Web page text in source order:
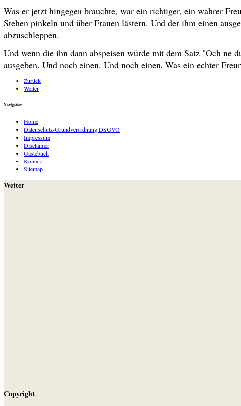
Was er jetzt hingegen brauchte, war ein richtiger, ein wahrer
Stehen pinkeln und über Frauen lästern. Und der ihm einen
abzuschleppen.
Und wenn die ihn dann abspeisen würde mit dem Satz "Och ne
ausgeben. Und noch einen. Und noch einen. Was ein echter
Zurück
Weiter
Navigation
Home
Datenschutz-Grundverordnung DSGVO
Impressum
Disclaimer
Gästebuch
Kontakt
Sitemap
Wetter
Copyright